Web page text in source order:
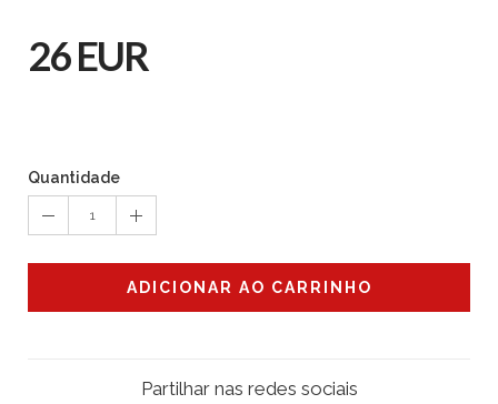
26 EUR
Quantidade
1
ADICIONAR AO CARRINHO
Partilhar nas redes sociais